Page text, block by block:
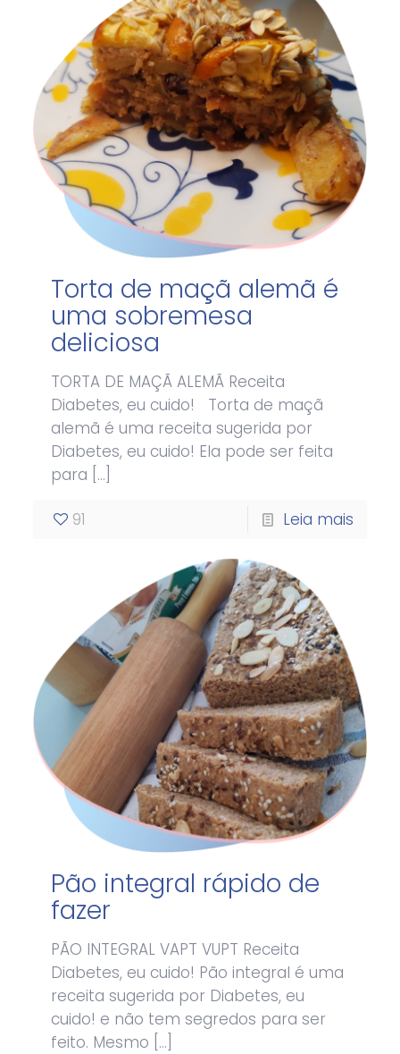
Torta de maçã alemã é
uma sobremesa
deliciosa
TORTA DE MAÇÃ ALEMÃ Receita
Diabetes, eu cuido! Torta de maçã
alemã é uma receita sugerida por
Diabetes, eu cuido! Ela pode ser feita
para […]
91 Leia mais
Pão integral rápido de
fazer
PÃO INTEGRAL VAPT VUPT Receita
Diabetes, eu cuido! Pão integral é uma
receita sugerida por Diabetes, eu
cuido! e não tem segredos para ser
feito. Mesmo […]